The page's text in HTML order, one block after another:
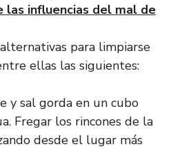
las influencias del mal de
para limpiarse
ellas las siguientes:
y sal gorda en un cubo
Fregar los rincones de la
desde el lugar más